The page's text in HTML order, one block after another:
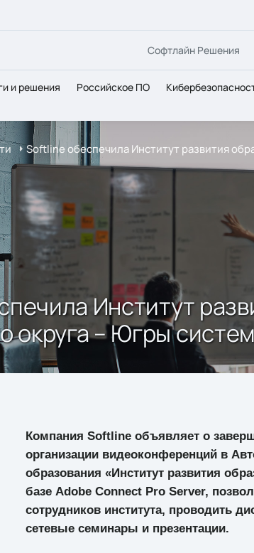
Софтлайн Решения
и решения Российское ПО
Softline обеспечила Институт развития
Институт
округа – Югры
Компания Softline объявляет о
организации видеоконференций в
образования «Институт развития
базе Adobe Connect Pro Server,
сотрудников института, проводить
сетевые семинары и презентации.